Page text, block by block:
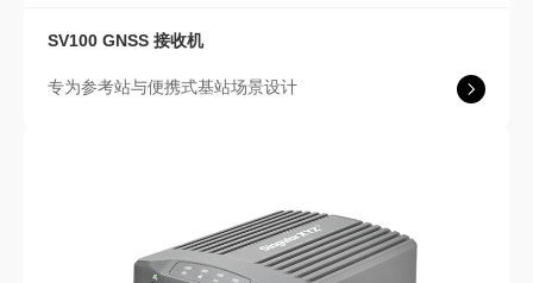
SV100 GNSS 接收机
专为参考站与便携式基站场景设计